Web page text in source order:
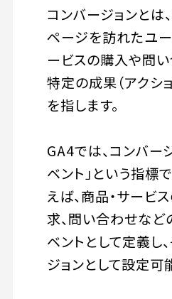
コンバージョンとは
ページを訪れたユ
ービスの購入や問
特定の成果（アクシ
を指します。
GA4では、コンバー
ベント」という指標
えば、商品・サービ
求、問い合わせなど
ベントとして定義し
ジョンとして設定可